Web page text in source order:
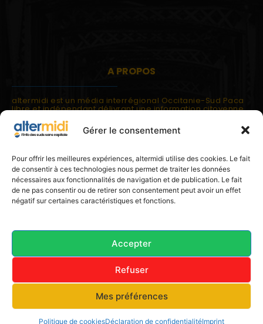
Gérer le consentement
Pour offrir les meilleures expériences, altermidi utilise des cookies. Le fait
de consentir à ces technologies nous permet de traiter les données
nécessaires aux fonctionnalités de navigation et de publication. Le fait
de ne pas consentir ou de retirer son consentement peut avoir un effet
négatif sur certaines caractéristiques et fonctions.
Accepter
Refuser
Mes préférences
Politique de cookiesDéclaration de confidentialitéImprint
A PROPOS
altermidi est un média interrégional Occitanie-Sud Paca
libre et indépendant délivrant une information citoyenne
altermidi est ouvert sur les suds, la méditerranée,
altermidi aborde des thématiques globales évaluées à
partir des constats de terrain ou d'analyses à l'échelon
local.
altermidi c'est l'information capitale, sans capitale.
© 2025 altermidi.org - Les amis d'altermidi
Conditions générales Politique de cookies (UE)
Avertissement
Déclaration de confidentialité (UE)